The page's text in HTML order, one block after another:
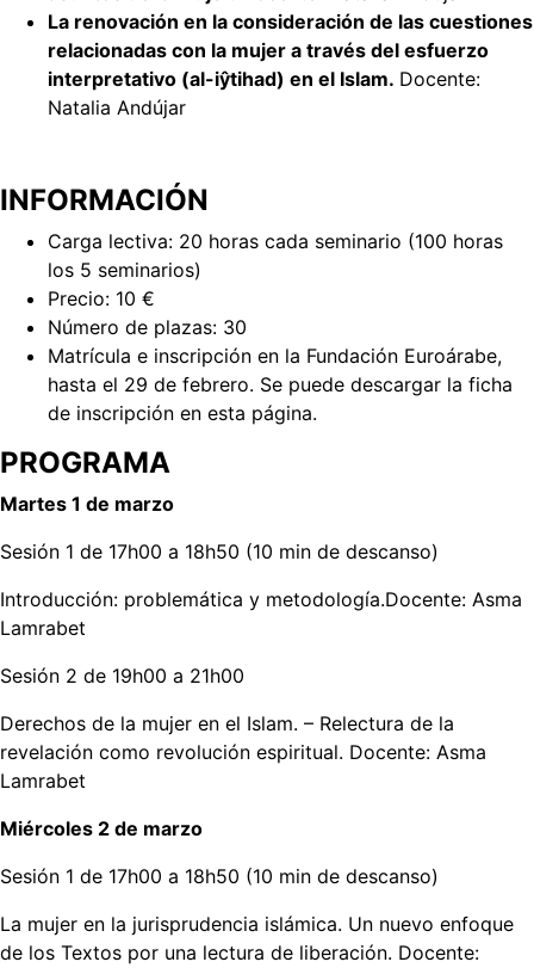
La renovación en la consideración de las cuestiones
relacionadas con la mujer a través del esfuerzo
interpretativo (al-iŷtihad) en el Islam. Docente:
Natalia Andújar
INFORMACIÓN
Carga lectiva: 20 horas cada seminario (100 horas
los 5 seminarios)
Precio: 10 €
Número de plazas: 30
Matrícula e inscripción en la Fundación Euroárabe,
hasta el 29 de febrero. Se puede descargar la ficha
de inscripción en esta página.
PROGRAMA
Martes 1 de marzo
Sesión 1 de 17h00 a 18h50 (10 min de descanso)
Introducción: problemática y metodología.Docente: Asma
Lamrabet
Sesión 2 de 19h00 a 21h00
Derechos de la mujer en el Islam. – Relectura de la
revelación como revolución espiritual. Docente: Asma
Lamrabet
Miércoles 2 de marzo
Sesión 1 de 17h00 a 18h50 (10 min de descanso)
La mujer en la jurisprudencia islámica. Un nuevo enfoque
de los Textos por una lectura de liberación. Docente: